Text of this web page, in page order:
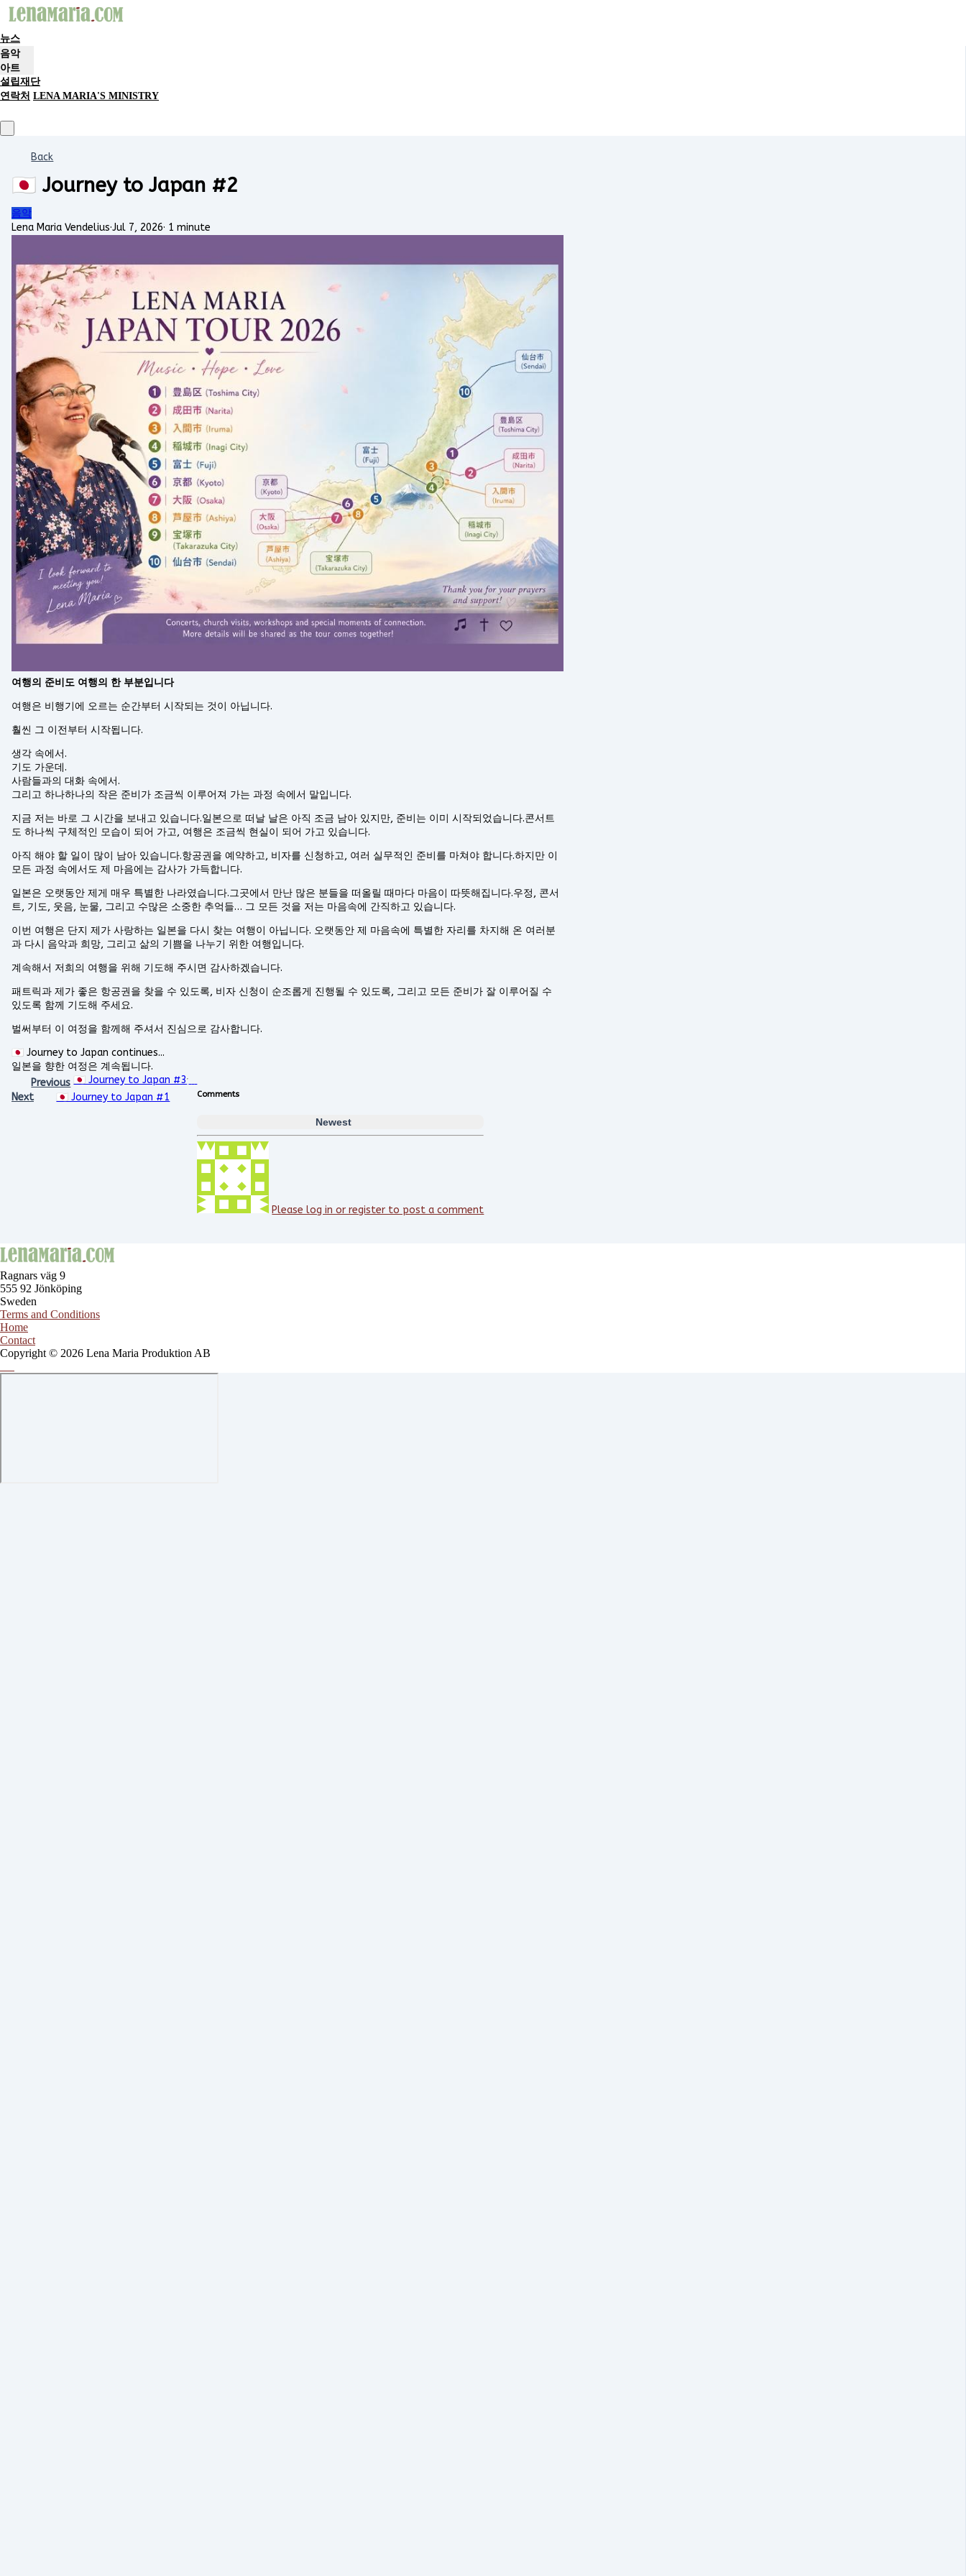
뉴스
음악
아트
설립재단
연락처 LENA MARIA'S MINISTRY
Back
🇯🇵 Journey to Japan #2
음악
Lena Maria Vendelius·Jul 7, 2026· 1 minute
여행의 준비도 여행의 한 부분입니다
여행은 비행기에 오르는 순간부터 시작되는 것이 아닙니다.
훨씬 그 이전부터 시작됩니다.
생각 속에서.
기도 가운데.
사람들과의 대화 속에서.
그리고 하나하나의 작은 준비가 조금씩 이루어져 가는 과정 속에서 말입니다.
지금 저는 바로 그 시간을 보내고 있습니다.일본으로 떠날 날은 아직 조금 남아 있지만, 준비는 이미 시작되었습니다.콘서트
도 하나씩 구체적인 모습이 되어 가고, 여행은 조금씩 현실이 되어 가고 있습니다.
아직 해야 할 일이 많이 남아 있습니다.항공권을 예약하고, 비자를 신청하고, 여러 실무적인 준비를 마쳐야 합니다.하지만 이
모든 과정 속에서도 제 마음에는 감사가 가득합니다.
일본은 오랫동안 제게 매우 특별한 나라였습니다.그곳에서 만난 많은 분들을 떠올릴 때마다 마음이 따뜻해집니다.우정, 콘서
트, 기도, 웃음, 눈물, 그리고 수많은 소중한 추억들… 그 모든 것을 저는 마음속에 간직하고 있습니다.
이번 여행은 단지 제가 사랑하는 일본을 다시 찾는 여행이 아닙니다. 오랫동안 제 마음속에 특별한 자리를 차지해 온 여러분
과 다시 음악과 희망, 그리고 삶의 기쁨을 나누기 위한 여행입니다.
계속해서 저희의 여행을 위해 기도해 주시면 감사하겠습니다.
패트릭과 제가 좋은 항공권을 찾을 수 있도록, 비자 신청이 순조롭게 진행될 수 있도록, 그리고 모든 준비가 잘 이루어질 수
있도록 함께 기도해 주세요.
벌써부터 이 여정을 함께해 주셔서 진심으로 감사합니다.
🇯🇵 Journey to Japan continues...
일본을 향한 여정은 계속됩니다.
Previous 🇯🇵 Journey to Japan #3
Next
🇯🇵 Journey to Japan #1 Comments
Newest
Please log in or register to post a comment
Ragnars väg 9
555 92 Jönköping
Sweden
Terms and Conditions
Home
Contact
Copyright © 2026 Lena Maria Produktion AB